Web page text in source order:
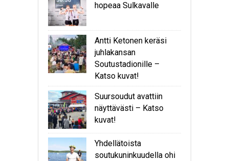
hopeaa Sulkavalle
Antti Ketonen keräsi
juhlakansan
Soutustadionille –
Katso kuvat!
Suursoudut avattiin
näyttävästi – Katso
kuvat!
Yhdellätoista
soutukuninkuudella ohi